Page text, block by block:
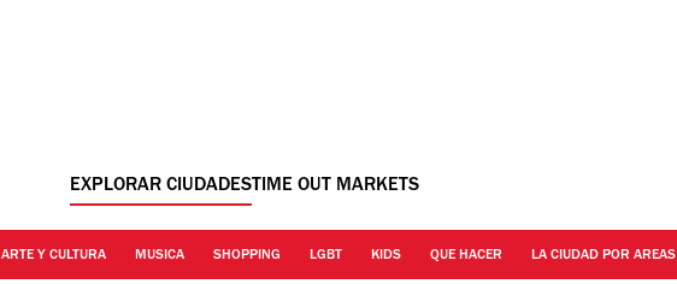
EXPLORAR CIUDADESTIME OUT MARKETS
ARTE Y CULTURA MUSICA SHOPPING LGBT KIDS QUE HACER LA CIUDAD POR AREAS